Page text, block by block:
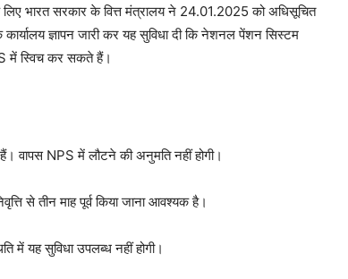
भारत सरकार के वित्त मंत्रालय ने 24.01.2025 को अधिसूचित
ज्ञापन जारी कर यह सुविधा दी कि नेशनल पेंशन सिस्टम
में स्विच कर सकते हैं।
वापस NPS में लौटने की अनुमति नहीं होगी।
से तीन माह पूर्व किया जाना आवश्यक है।
में यह सुविधा उपलब्ध नहीं होगी।